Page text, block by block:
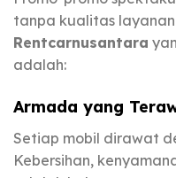
tanpa kualitas
Rentcarnusantara
adalah:
Armada yang
Setiap mobil dirawat
Kebersihan,